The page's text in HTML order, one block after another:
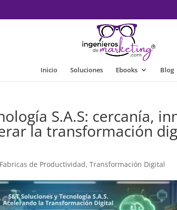
Inicio Soluciones Ebooks Blog
S.A.S: cercanía,
la transformación
Fabricas de Productividad,Transformación Digital